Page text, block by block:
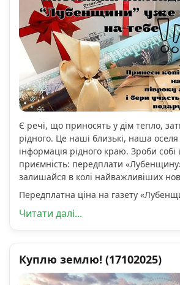
Є речі, що приносять у дім тепло,
рідного. Це наші близькі, наша
інформація рідного краю. Зроби
приємність: передплати
залишайся в колі найважливіших
Передплатна ціна на газету
Читати далі...
Куплю землю! (17102025)